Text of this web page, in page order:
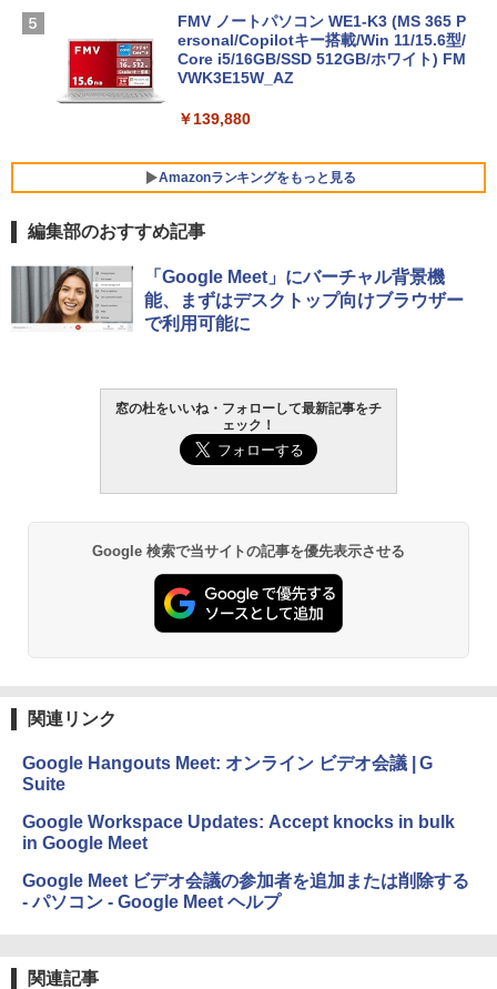
FMV ノートパソコン WE1-K3 (MS 365 P
ersonal/Copilotキー搭載/Win 11/15.6型/
Core i5/16GB/SSD 512GB/ホワイト) FM
VWK3E15W_AZ
￥139,880
Amazonランキングをもっと見る
Robloxギフトカード - 800 Robux 【限
定バーチャルアイテムを含む】 【オンラ
インゲームコード】 ロブロックス | オン
ラインコード版
Robloxギフトカード - 1000 Robux 【限
定バーチャルアイテムを含む】 【オンラ
インゲームコード】 ロブロックス |オン
￥1,600
Microsoft Office Home & Business 202
4(最新 永続版)|オンラインコード版|Wind
ows11、10/mac対応|PC2台
定バーチャルアイテムを含む】 【オンラ
インゲームコード】 ロブロックス | オン
￥3,200
Windows版 | Minecraft (マインクラフ
ト): Java & Bedrock Edition | オンライ
生成AIパスポート公式テキスト 第４版
￥1,766
AIイラスト表現辞典: 思い通りの絵を引き
出す プロンプトの言葉 AI画像生成シリー
ズ (はぴーイラストLabo)
ClaudeCode いちばんやさしい 教科書:
方 マニュアル AI副業にもコンテンツ作成
にもKindle出版にも！ 非エンジニアのた
めのAIコーディング入門シリーズ
FM TOWNS ハイパー・カタログ: 本体ハ
ードウェア・市販ソフトウェアのパーフ
ェクトリストと最新エミュレータ紹介
Amazon Kindle Paperwhite (16GB) 7イ
ンチディスプレイ、色調調節ライト、12
週間持続バッテリー、広告なし、ブラッ
ク
Amazon Kindle - 目に優しい、かさばら
ない、大きな画面で読みやすい、6週間持
続バッテリー、6インチディスプレイ電子
￥16,980
Kindle Paperwhite シグニチャーエディ
ション (32GB) 7インチディスプレイ、明
イ、色調調節ライト、最大8週間持続バッ
￥31,980
編集部のおすすめ記事
「Google Meet」にバーチャル背景機
能、まずはデスクトップ向けブラウザー
で利用可能に
窓の杜をいいね・フォローして最新記事をチ
ェック！
Google 検索で当サイトの記事を優先表示させる
関連リンク
Google Hangouts Meet: オンライン ビデオ会議 | G
Suite
Google Workspace Updates: Accept knocks in bulk
in Google Meet
Google Meet ビデオ会議の参加者を追加または削除する
- パソコン - Google Meet ヘルプ
関連記事